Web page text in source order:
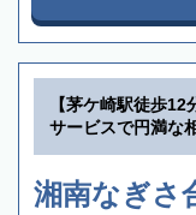
【茅ケ崎駅徒歩
サービスで円満な
湘南なぎさ